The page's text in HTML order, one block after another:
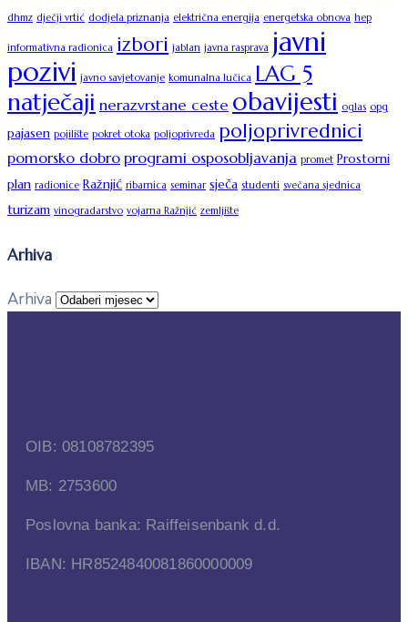
dhmz dječji vrtić dodjela priznanja električna energija energetska obnova hep
informativna radionica izbori jablan javna rasprava javni
pozivi javno savjetovanje komunalna lučica LAG 5
natječaji nerazvrstane ceste obavijesti oglas opg
pajasen pojilište pokret otoka poljoprivreda poljoprivrednici
pomorsko dobroprogrami osposobljavanja promet Prostorni
plan radionice Ražnjić ribarnica seminar sječa studenti svečana sjednica
turizam vinogradarstvo vojarna Ražnjić zemljište
Arhiva
Arhiva
OIB: 08108782395
MB: 2753600
Poslovna banka: Raiffeisenbank d.d.
IBAN: HR8524840081860000009